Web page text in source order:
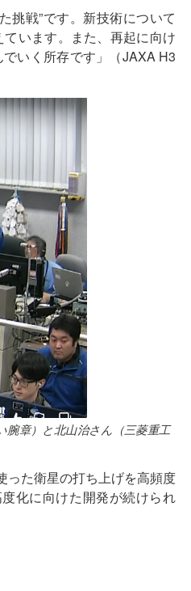
挑戦”です。新技術について
います。また、再起に向け
いく所存です」（JAXA H3
腕章）と北山治さん（三菱重工
った衛星の打ち上げを高頻度
化に向けた開発が続けられ